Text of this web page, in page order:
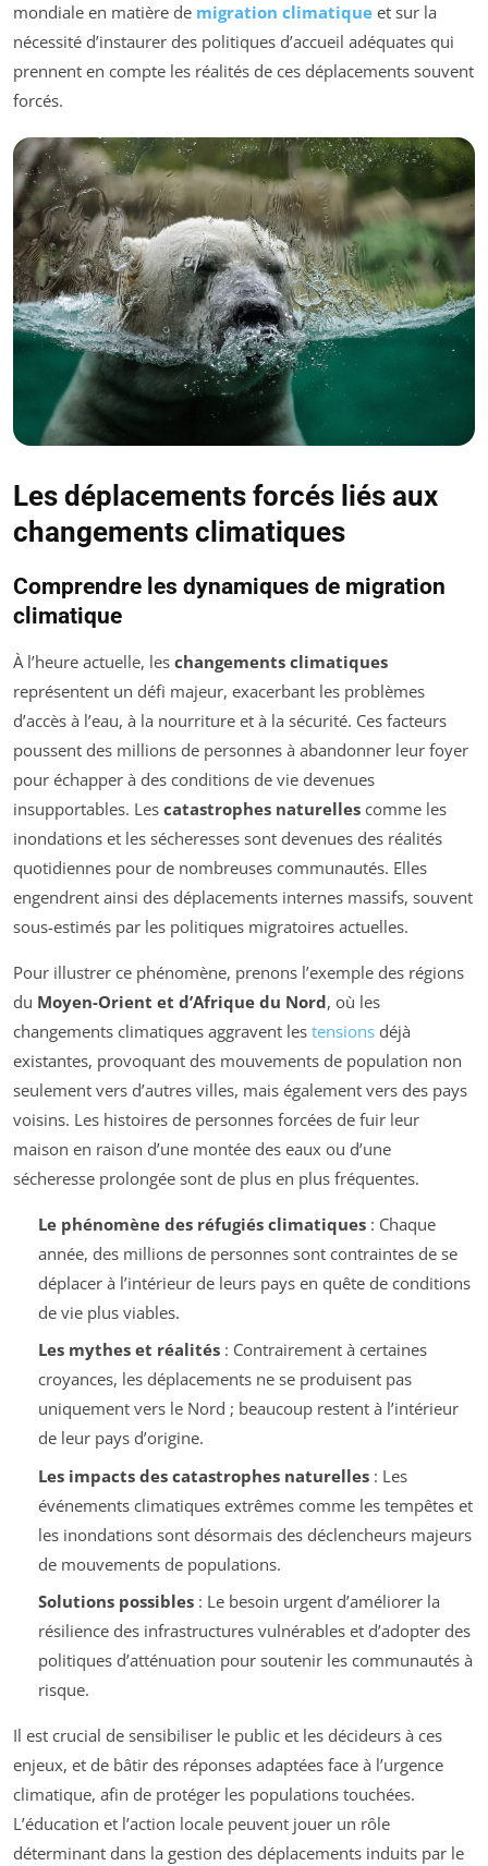
mondiale en matière de migration climatique et sur la
nécessité d’instaurer des politiques d’accueil adéquates qui
prennent en compte les réalités de ces déplacements souvent
forcés.
Les déplacements forcés liés aux
changements climatiques
Comprendre les dynamiques de migration
climatique
À l’heure actuelle, les changements climatiques
représentent un défi majeur, exacerbant les problèmes
d’accès à l’eau, à la nourriture et à la sécurité. Ces facteurs
poussent des millions de personnes à abandonner leur foyer
pour échapper à des conditions de vie devenues
insupportables. Les catastrophes naturelles comme les
inondations et les sécheresses sont devenues des réalités
quotidiennes pour de nombreuses communautés. Elles
engendrent ainsi des déplacements internes massifs, souvent
sous-estimés par les politiques migratoires actuelles.
Pour illustrer ce phénomène, prenons l’exemple des régions
du Moyen-Orient et d’Afrique du Nord, où les
changements climatiques aggravent les tensions déjà
existantes, provoquant des mouvements de population non
seulement vers d’autres villes, mais également vers des pays
voisins. Les histoires de personnes forcées de fuir leur
maison en raison d’une montée des eaux ou d’une
sécheresse prolongée sont de plus en plus fréquentes.
Le phénomène des réfugiés climatiques: Chaque
année, des millions de personnes sont contraintes de se
déplacer à l’intérieur de leurs pays en quête de conditions
de vie plus viables.
Les mythes et réalités: Contrairement à certaines
croyances, les déplacements ne se produisent pas
uniquement vers le Nord ; beaucoup restent à l’intérieur
de leur pays d’origine.
Les impacts des catastrophes naturelles: Les
événements climatiques extrêmes comme les tempêtes et
les inondations sont désormais des déclencheurs majeurs
de mouvements de populations.
Solutions possibles: Le besoin urgent d’améliorer la
résilience des infrastructures vulnérables et d’adopter des
politiques d’atténuation pour soutenir les communautés à
risque.
Il est crucial de sensibiliser le public et les décideurs à ces
enjeux, et de bâtir des réponses adaptées face à l’urgence
climatique, afin de protéger les populations touchées.
L’éducation et l’action locale peuvent jouer un rôle
déterminant dans la gestion des déplacements induits par le